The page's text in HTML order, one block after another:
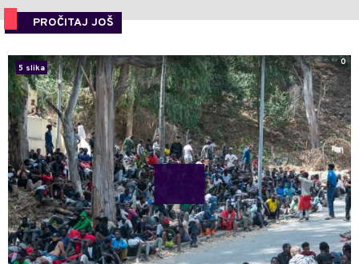
PROČITAJ JOŠ
5 slika
0